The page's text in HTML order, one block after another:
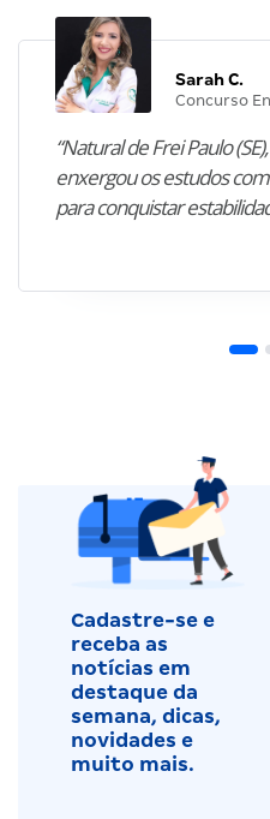
Sarah C.
Concurso
“Natural de Frei Paulo
enxergou os estudos
para conquistar
Cadastre-se e
receba as
notícias em
destaque da
semana, dicas,
novidades e
muito mais.